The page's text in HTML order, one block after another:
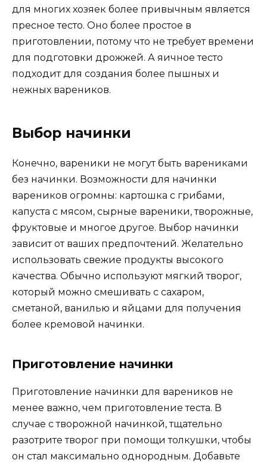
для многих хозяек более привычным является
пресное тесто. Оно более простое в
приготовлении, потому что не требует времени
для подготовки дрожжей. А яичное тесто
подходит для создания более пышных и
нежных вареников.
Выбор начинки
Конечно, вареники не могут быть варениками
без начинки. Возможности для начинки
вареников огромны: картошка с грибами,
капуста с мясом, сырные вареники, творожные,
фруктовые и многое другое. Выбор начинки
зависит от ваших предпочтений. Желательно
использовать свежие продукты высокого
качества. Обычно используют мягкий творог,
который можно смешивать с сахаром,
сметаной, ванилью и яйцами для получения
более кремовой начинки.
Приготовление начинки
Приготовление начинки для вареников не
менее важно, чем приготовление теста. В
случае с творожной начинкой, тщательно
разотрите творог при помощи толкушки, чтобы
он стал максимально однородным. Добавьте